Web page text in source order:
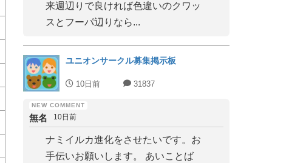
来週辺りで良ければ色違いのクワッ
スとフーパ辺りなら...
ユニオンサークル募集掲示板
10日前 31837
無名 10日前
ナミイルカ進化をさせたいです。お
手伝いお願いします。 あいことば